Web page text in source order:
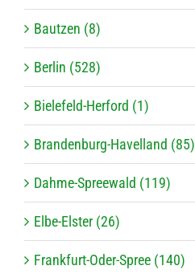
Bautzen (8)
Berlin (528)
Bielefeld-Herford (1)
Brandenburg-Havelland (85)
Dahme-Spreewald (119)
Elbe-Elster (26)
Frankfurt-Oder-Spree (140)